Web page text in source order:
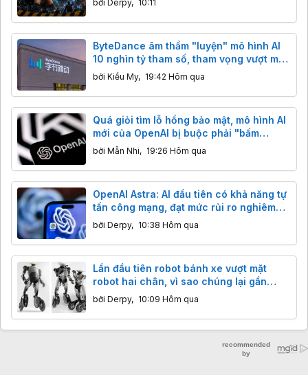
bởi Derpy, 10:11
ByteDance âm thầm "luyện" mô hình AI
10 nghìn tỷ tham số, tham vọng vượt mặt
cả phòng thí nghiệm Mỹ
bởi Kiều My, 19:42 Hôm qua
Quá giỏi tìm lỗ hổng bảo mật, mô hình AI
mới của OpenAI bị buộc phải "bấm
phanh"
bởi Mẫn Nhi, 19:26 Hôm qua
OpenAI Astra: AI đầu tiên có khả năng tự
tấn công mạng, đạt mức rủi ro nghiêm
trọng
bởi Derpy, 10:38 Hôm qua
Lần đầu tiên robot bánh xe vượt mặt
robot hai chân, vì sao chúng lại gần
thương mại hóa hơn?
bởi Derpy, 10:09 Hôm qua